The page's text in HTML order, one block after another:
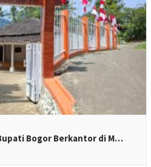
Bogor Berkantor di M…